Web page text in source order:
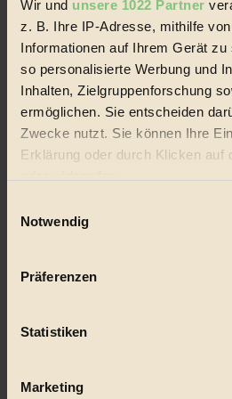
Wir und unsere 1022 Partner
z. B. Ihre IP-Adresse, mithilfe
Informationen auf Ihrem Gerät
so personalisierte Werbung und
Inhalten, Zielgruppenforschung
ermöglichen. Sie entscheiden
Zwecke nutzt. Sie können Ihre
Erklärung oder durch Klicken auf
Wenn Sie es erlauben, würden wir
Ihr Gerät durch aktives
Erfahren Sie mehr darüber, wie
Notwendig
Präferenzen
Statistiken
Marketing
Lebensmittel
Natur
kinderbuch
nachhaltig